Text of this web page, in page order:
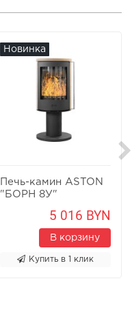
Новинка
Печь-камин ASTON
"БОРН 8У"
5 016 BYN
В корзину
Купить в 1 клик